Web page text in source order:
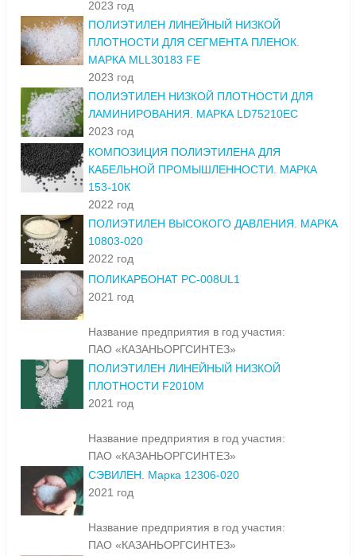
2023 год
ПОЛИЭТИЛЕН ЛИНЕЙНЫЙ НИЗКОЙ
ПЛОТНОСТИ ДЛЯ СЕГМЕНТА ПЛЕНОК.
МАРКА MLL30183 FE
2023 год
ПОЛИЭТИЛЕН НИЗКОЙ ПЛОТНОСТИ ДЛЯ
ЛАМИНИРОВАНИЯ. МАРКА LD75210EC
2023 год
КОМПОЗИЦИЯ ПОЛИЭТИЛЕНА ДЛЯ
КАБЕЛЬНОЙ ПРОМЫШЛЕННОСТИ. МАРКА
153-10К
2022 год
ПОЛИЭТИЛЕН ВЫСОКОГО ДАВЛЕНИЯ. МАРКА
10803-020
2022 год
ПОЛИКАРБОНАТ PC-008UL1
2021 год
Название предприятия в год участия:
ПАО «КАЗАНЬОРГСИНТЕЗ»
ПОЛИЭТИЛЕН ЛИНЕЙНЫЙ НИЗКОЙ
ПЛОТНОСТИ F2010M
2021 год
Название предприятия в год участия:
ПАО «КАЗАНЬОРГСИНТЕЗ»
СЭВИЛЕН. Марка 12306-020
2021 год
Название предприятия в год участия:
ПАО «КАЗАНЬОРГСИНТЕЗ»